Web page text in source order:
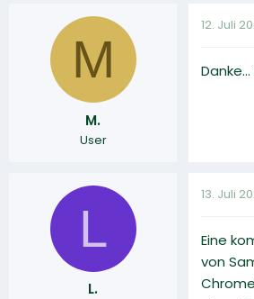
M
M.
User
12. Juli
L
L.
13. Juli
Eine
von